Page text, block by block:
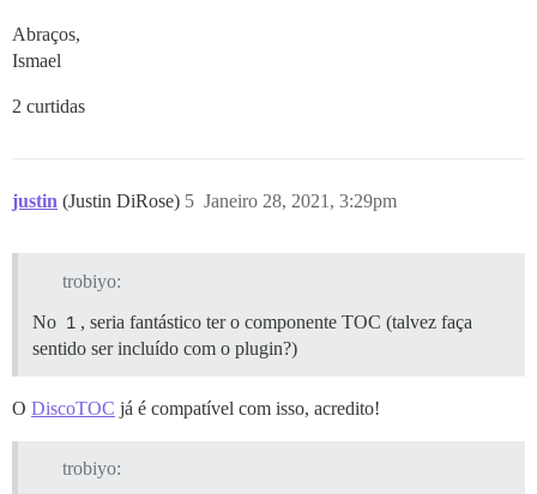
Abraços,
Ismael
2 curtidas
justin (Justin DiRose) Janeiro 28, 2021, 3:29pm
5
trobiyo:
No 1 , seria fantástico ter o componente TOC (talvez faça
sentido ser incluído com o plugin?)
O DiscoTOC já é compatível com isso, acredito!
trobiyo: